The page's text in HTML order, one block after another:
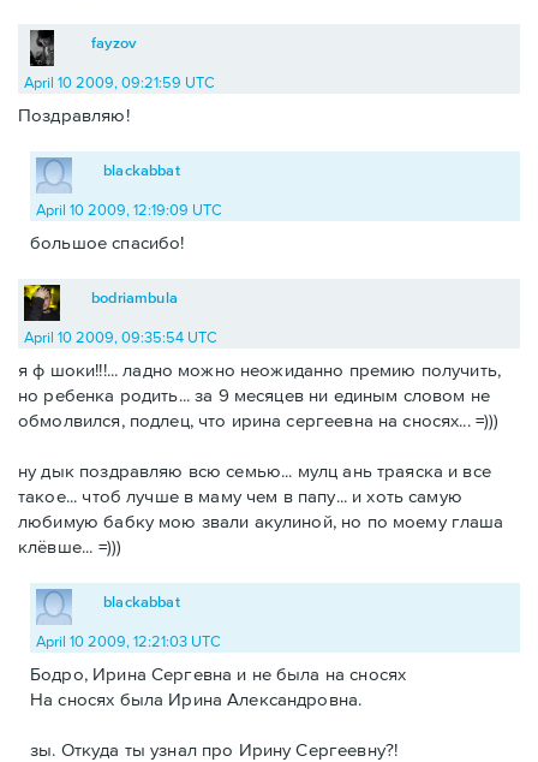
fayzov
April 10 2009, 09:21:59 UTC
Поздравляю!
blackabbat
April 10 2009, 12:19:09 UTC
большое спасибо!
bodriambula
April 10 2009, 09:35:54 UTC
я ф шоки!!!... ладно можно неожиданно премию получить,
но ребенка родить... за 9 месяцев ни единым словом не
обмолвился, подлец, что ирина сергеевна на сносях... =)))
ну дык поздравляю всю семью... мулц ань траяска и все
такое... чтоб лучше в маму чем в папу... и хоть самую
любимую бабку мою звали акулиной, но по моему глаша
клёвше... =)))
blackabbat
April 10 2009, 12:21:03 UTC
Бодро, Ирина Сергевна и не была на сносях
На сносях была Ирина Александровна.
зы. Откуда ты узнал про Ирину Сергеевну?!